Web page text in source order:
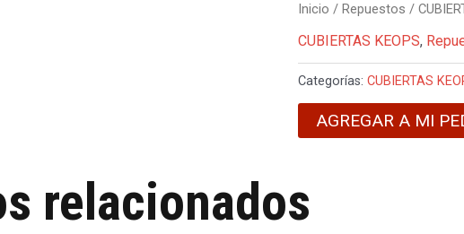
Inicio / Repuestos /
CUBIERTAS KEOPS,
Categorías:CUBIERTAS
AGREGAR A MI
relacionados